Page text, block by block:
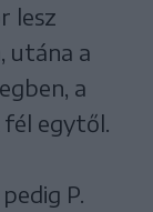
lesz
utána a
a
egytől.
P.